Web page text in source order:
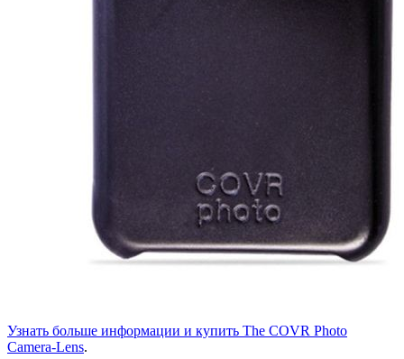
Узнать больше информации и купить The COVR Photo
Camera-Lens.